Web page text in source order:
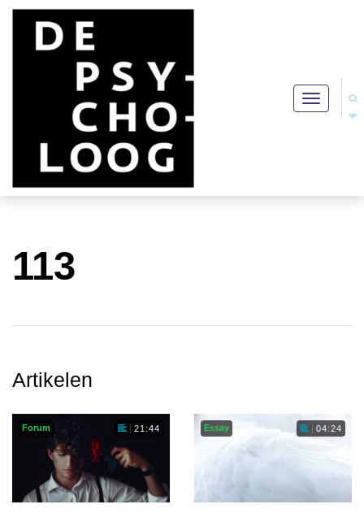
Toggle
navigation
113
Artikelen
Forum 21:44 Essay 04:24